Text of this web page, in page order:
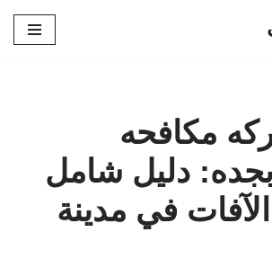
مكافحه
دليل شامل
في مدينة